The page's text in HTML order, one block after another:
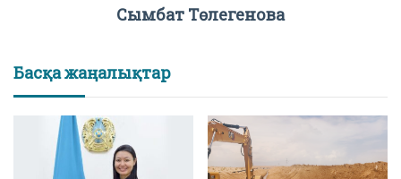
Сымбат Төлегенова
Басқа жаңалықтар